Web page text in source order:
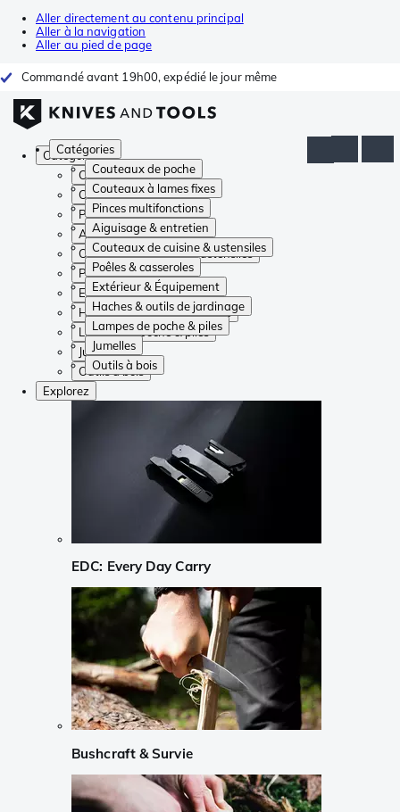
Aller directement au contenu principal
Aller à la navigation
Aller au pied de page
Commandé avant 19h00, expédié le jour même
Catégories
Couteaux de poche
Couteaux à lames fixes
Pinces multifonctions
Aiguisage & entretien
Couteaux de cuisine & ustensiles
Poêles & casseroles
Extérieur & Équipement
Haches & outils de jardinage
Lampes de poche & piles
Jumelles
Outils à bois
Catégories
Couteaux de poche
Couteaux à lames fixes
Pinces multifonctions
Aiguisage & entretien
Couteaux de cuisine & ustensiles
Poêles & casseroles
Extérieur & Équipement
Haches & outils de jardinage
Lampes de poche & piles
Jumelles
Outils à bois
Explorez
EDC: Every Day Carry
Bushcraft & Survie